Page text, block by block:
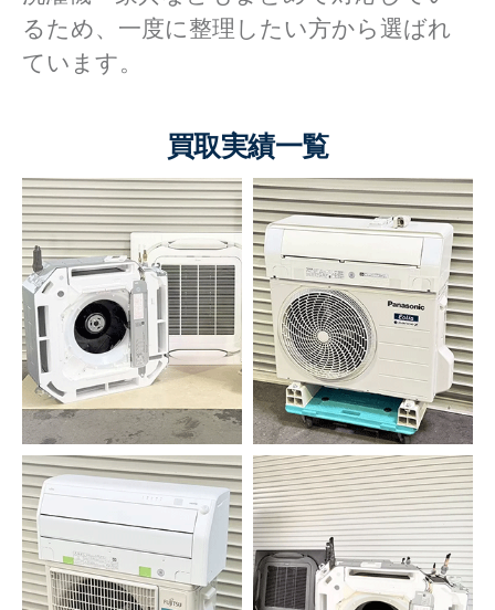
るため、一度に整理したい方から選ばれ
ています。
買取実績一覧